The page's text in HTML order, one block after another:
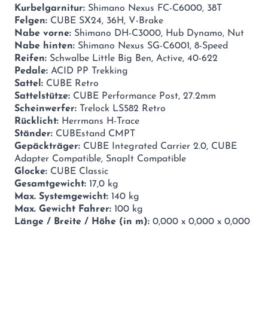
Kurbelgarnitur: Shimano Nexus FC-C6000, 38T
Felgen: CUBE SX24, 36H, V-Brake
Nabe vorne: Shimano DH-C3000, Hub Dynamo, Nut
Nabe hinten: Shimano Nexus SG-C6001, 8-Speed
Reifen: Schwalbe Little Big Ben, Active, 40-622
Pedale: ACID PP Trekking
Sattel: CUBE Retro
Sattelstütze: CUBE Performance Post, 27.2mm
Scheinwerfer: Trelock LS582 Retro
Rücklicht: Herrmans H-Trace
Ständer: CUBEstand CMPT
Gepäckträger: CUBE Integrated Carrier 2.0, CUBE
Adapter Compatible, SnapIt Compatible
Glocke: CUBE Classic
Gesamtgewicht: 17,0 kg
Max. Systemgewicht: 140 kg
Max. Gewicht Fahrer: 100 kg
Länge / Breite / Höhe (in m): 0,000 x 0,000 x 0,000